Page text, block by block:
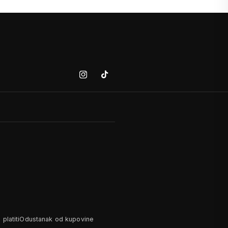
InstagramTiktok
platitiOdustanak od kupovine